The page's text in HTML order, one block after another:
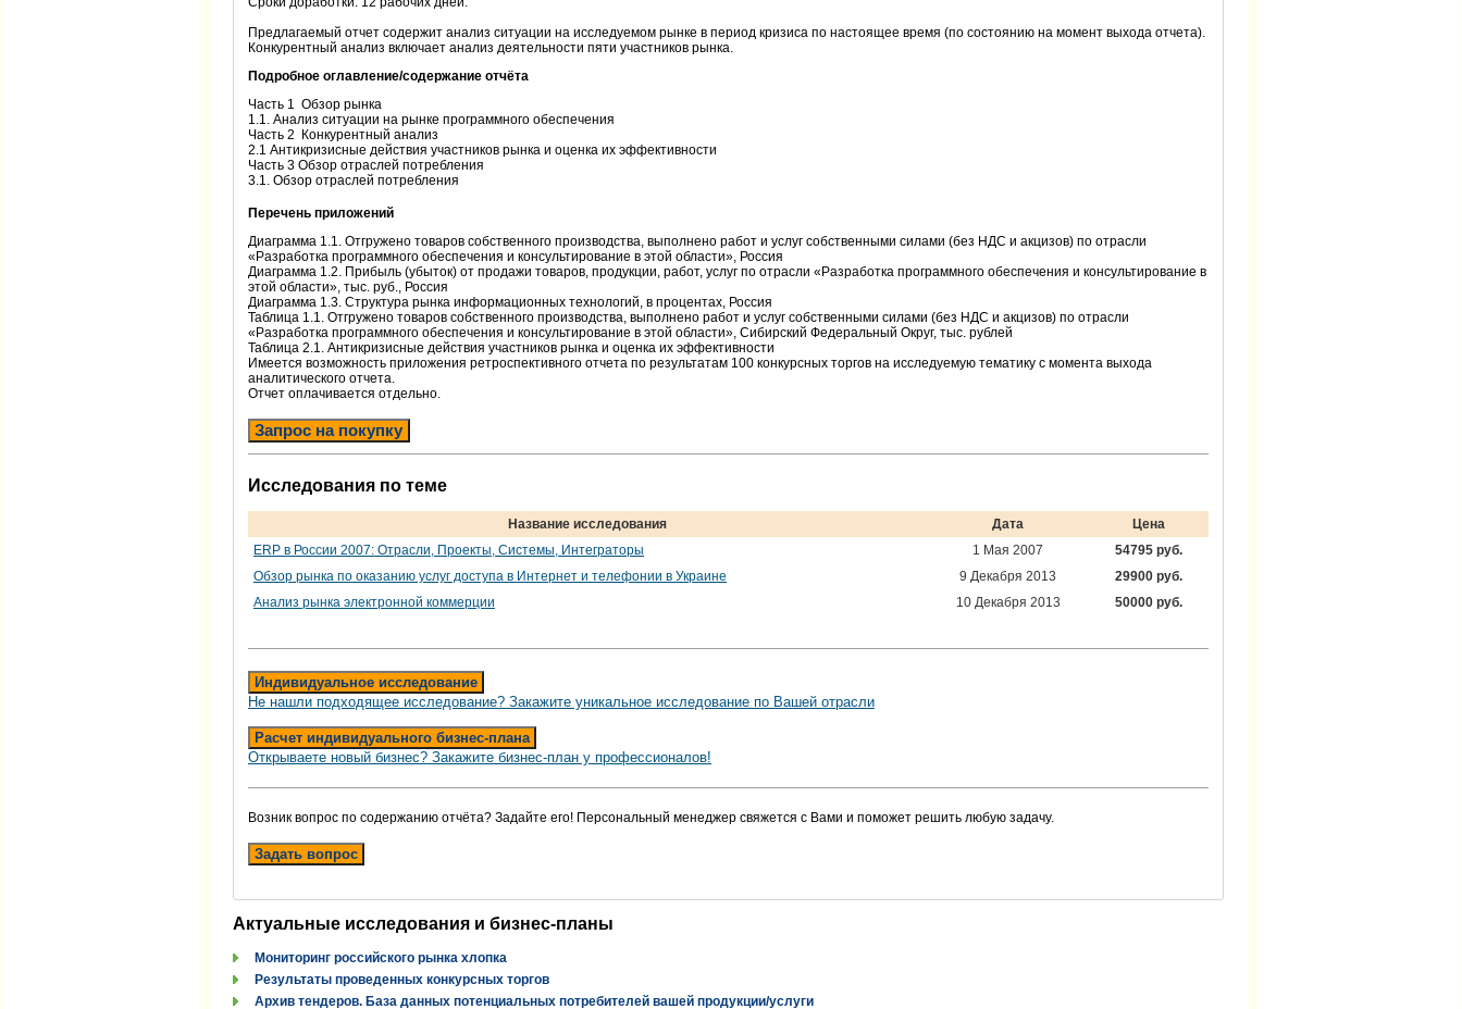
Предлагаемый отчет содержит анализ ситуации на исследуемом рынке в период кризиса по настоящее время (по состоянию на момент выхода отчета).
Конкурентный анализ включает анализ деятельности пяти участников рынка.
Подробное оглавление/содержание отчёта
Часть 1 Обзор рынка
1.1. Анализ ситуации на рынке программного обеспечения
Часть 2 Конкурентный анализ
2.1 Антикризисные действия участников рынка и оценка их эффективности
Часть 3 Обзор отраслей потребления
3.1. Обзор отраслей потребления
Перечень приложений
Диаграмма 1.1. Отгружено товаров собственного производства, выполнено работ и услуг собственными силами (без НДС и акцизов) по отрасли
«Разработка программного обеспечения и консультирование в этой области», Россия
Диаграмма 1.2. Прибыль (убыток) от продажи товаров, продукции, работ, услуг по отрасли «Разработка программного обеспечения и консультирование в
этой области», тыс. руб., Россия
Диаграмма 1.3. Структура рынка информационных технологий, в процентах, Россия
Таблица 1.1. Отгружено товаров собственного производства, выполнено работ и услуг собственными силами (без НДС и акцизов) по отрасли
«Разработка программного обеспечения и консультирование в этой области», Сибирский Федеральный Округ, тыс. рублей
Таблица 2.1. Антикризисные действия участников рынка и оценка их эффективности
Имеется возможность приложения ретроспективного отчета по результатам 100 конкурсных торгов на исследуемую тематику с момента выхода
аналитического отчета.
Отчет оплачивается отдельно.
Запрос на покупку
Исследования по теме
Название исследования Дата
Цена
ERP в России 2007: Отрасли, Проекты, Системы, Интеграторы
1 Мая 2007
54795 руб.
Обзор рынка по оказанию услуг доступа в Интернет и телефонии в Украине
9 Декабря 2013
29900 руб.
Анализ рынка электронной коммерции
10 Декабря 2013 50000 руб.
Индивидуальное исследование
Не нашли подходящее исследование? Закажите уникальное исследование по Вашей отрасли
Расчет индивидуального бизнес-плана
Открываете новый бизнес? Закажите бизнес-план у профессионалов!
Возник вопрос по содержанию отчёта? Задайте его! Персональный менеджер свяжется с Вами и поможет решить любую задачу.
Задать вопрос
Актуальные исследования и бизнес-планы
Мониторинг российского рынка хлопка
Результаты проведенных конкурсных торгов
Архив тендеров. База данных потенциальных потребителей вашей продукции/услуги